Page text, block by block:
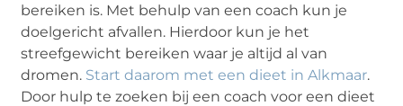
bereiken is. Met behulp van een coach kun je
doelgericht afvallen. Hierdoor kun je het
streefgewicht bereiken waar je altijd al van
dromen. Start daarom met een dieet in Alkmaar.
Door hulp te zoeken bij een coach voor een dieet